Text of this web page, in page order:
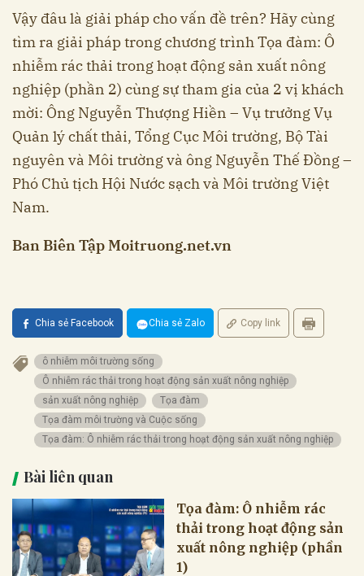
Vậy đâu là giải pháp cho vấn đề trên? Hãy cùng
tìm ra giải pháp trong chương trình Tọa đàm: Ô
nhiễm rác thải trong hoạt động sản xuất nông
nghiệp (phần 2) cùng sự tham gia của 2 vị khách
mời: Ông Nguyễn Thượng Hiền – Vụ trưởng Vụ
Quản lý chất thải, Tổng Cục Môi trường, Bộ Tài
nguyên và Môi trường và ông Nguyễn Thế Đồng –
Phó Chủ tịch Hội Nước sạch và Môi trường Việt
Nam.
Ban Biên Tập Moitruong.net.vn
Chia sẻ Facebook Chia sẻ Zalo Copy link
ô nhiễm môi trường sống
Ô nhiễm rác thải trong hoạt động sản xuất nông nghiệp
sản xuất nông nghiệp
Tọa đàm
Tọa đàm môi trường và Cuộc sống
Tọa đàm: Ô nhiễm rác thải trong hoạt động sản xuất nông nghiệp
Bài liên quan
Tọa đàm: Ô nhiễm rác
thải trong hoạt động sản
xuất nông nghiệp (phần
1)